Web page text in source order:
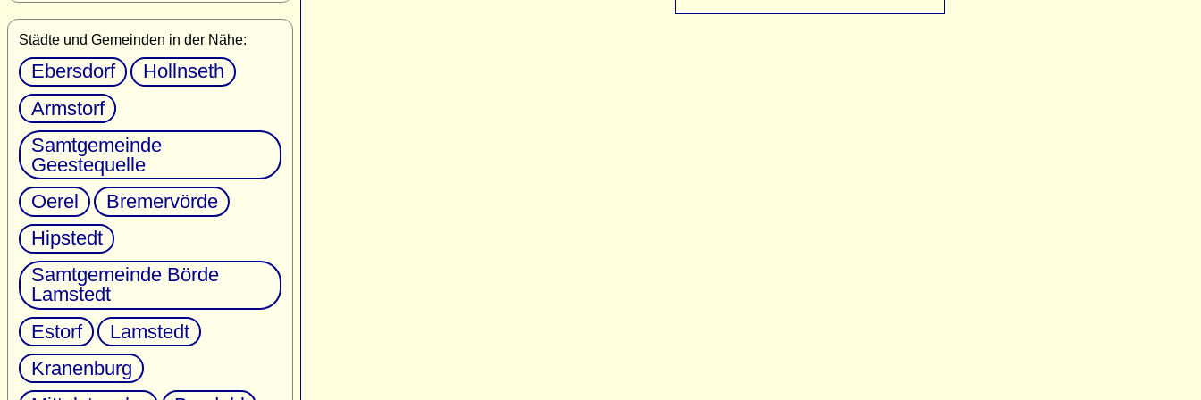
Städte und Gemeinden in der Nähe:
Ebersdorf
Hollnseth
Armstorf
Samtgemeinde
Geestequelle
Oerel
Bremervörde
Hipstedt
Samtgemeinde Börde
Lamstedt
Estorf
Lamstedt
Kranenburg